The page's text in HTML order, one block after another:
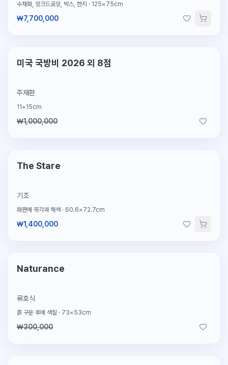
수채화, 잉크드로잉, 박스, 한지 · 125×75cm
₩7,700,000
2026.7.27 판매
미국 국방비 2026 외 8점
주재환
11×15cm
₩1,000,000
단 1점뿐인 원작
The Stare
기조
화판에 목각과 채색 · 60.6×72.7cm
₩1,400,000
2026.2.4 판매
Naturance
류호식
흙 구운 후에 색칠 · 73×53cm
₩300,000